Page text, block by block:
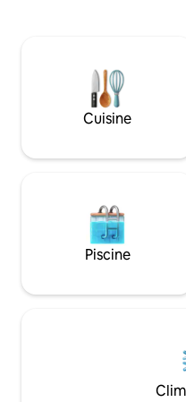
Conservancy. Admirez le lever du soleil
sur la baie et le coucher du
magnifique marais rempli
nombreuses espèces
faire l'objet d'une prise en
Cuisine
Piscine